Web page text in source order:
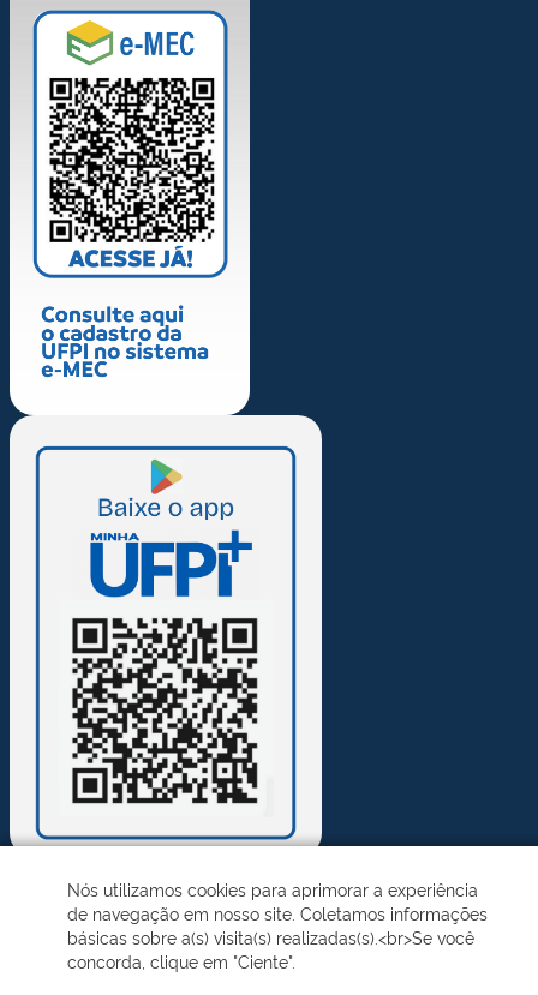
Desenvolvido pelo STI - Universidade Federal do Piauí
Nós utilizamos cookies para aprimorar a experiência
de navegação em nosso site. Coletamos informações
básicas sobre a(s) visita(s) realizadas(s).<br>Se você
concorda, clique em "Ciente".